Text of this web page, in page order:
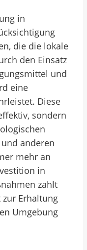
in
die die lokale
den Einsatz
und
eine
Diese
sondern
anderen
mehr an
in
zahlt
Erhaltung
Umgebung